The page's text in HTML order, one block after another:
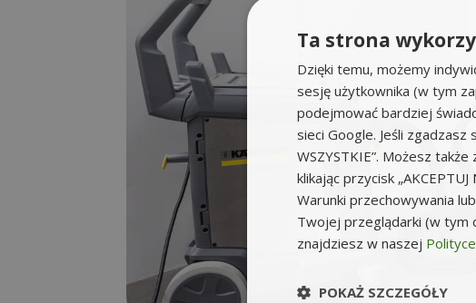
Ta strona
Dzięki temu, możemy
sesję użytkownika (w tym
podejmować bardziej
sieci Google. Jeśli zgadzasz
WSZYSTKIE”. Możesz
klikając przycisk
Warunki przechowywania
Twojej przeglądarki (w tym
znajdziesz w naszej
POKAŻ SZCZEGÓŁY